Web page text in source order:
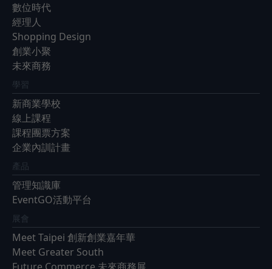
數位時代
經理人
Shopping Design
創業小聚
未來商務
學習
新商業學校
線上課程
課程團票方案
企業內訓計畫
產品
管理知識庫
EventGO活動平台
展會
Meet Taipei 創新創業嘉年華
Meet Greater South